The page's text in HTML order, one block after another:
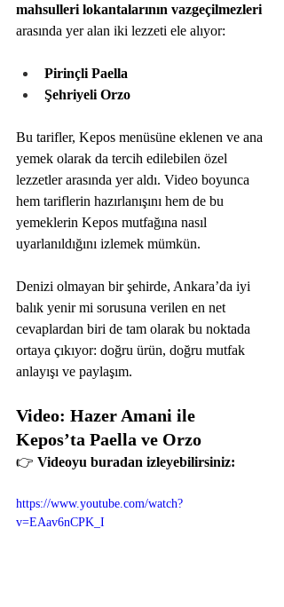
mahsulleri lokantalarının vazgeçilmezleri
arasında yer alan iki lezzeti ele alıyor:
Pirinçli Paella
Şehriyeli Orzo
Bu tarifler, Kepos menüsüne eklenen ve ana
yemek olarak da tercih edilebilen özel
lezzetler arasında yer aldı. Video boyunca
hem tariflerin hazırlanışını hem de bu
yemeklerin Kepos mutfağına nasıl
uyarlanıldığını izlemek mümkün.
Denizi olmayan bir şehirde, Ankara’da iyi
balık yenir mi sorusuna verilen en net
cevaplardan biri de tam olarak bu noktada
ortaya çıkıyor: doğru ürün, doğru mutfak
anlayışı ve paylaşım.
Video: Hazer Amani ile
Kepos’ta Paella ve Orzo
👉 Videoyu buradan izleyebilirsiniz:
https://www.youtube.com/watch?
v=EAav6nCPK_I